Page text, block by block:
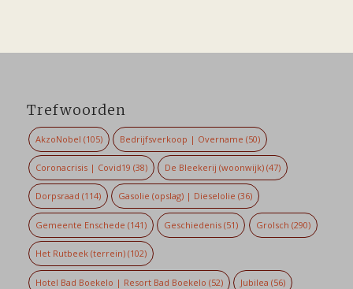
Trefwoorden
AkzoNobel (105) Bedrijfsverkoop | Overname (50)
Coronacrisis | Covid19 (38) De Bleekerij (woonwijk) (47)
Dorpsraad (114) Gasolie (opslag) | Dieselolie (36)
Gemeente Enschede (141) Geschiedenis (51) Grolsch (290)
Het Rutbeek (terrein)(102)
Hotel Bad Boekelo | Resort Bad Boekelo (52) Jubilea (56)